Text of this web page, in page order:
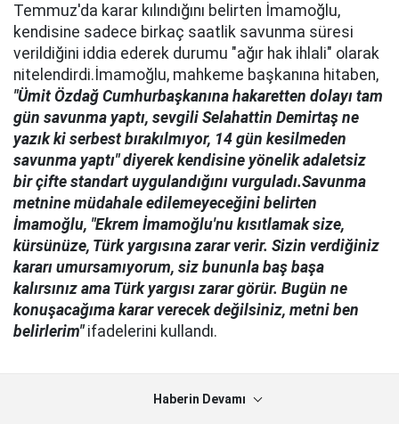
Temmuz'da karar kılındığını belirten İmamoğlu,
kendisine sadece birkaç saatlik savunma süresi
verildiğini iddia ederek durumu "ağır hak ihlali" olarak
nitelendirdi.İmamoğlu, mahkeme başkanına hitaben,
"Ümit Özdağ Cumhurbaşkanına hakaretten dolayı tam
gün savunma yaptı, sevgili Selahattin Demirtaş ne
yazık ki serbest bırakılmıyor, 14 gün kesilmeden
savunma yaptı" diyerek kendisine yönelik adaletsiz
bir çifte standart uygulandığını vurguladı.Savunma
metnine müdahale edilemeyeceğini belirten
İmamoğlu, "Ekrem İmamoğlu'nu kısıtlamak size,
kürsünüze, Türk yargısına zarar verir. Sizin verdiğiniz
kararı umursamıyorum, siz bununla baş başa
kalırsınız ama Türk yargısı zarar görür. Bugün ne
konuşacağıma karar verecek değilsiniz, metni ben
belirlerim"ifadelerini kullandı.
Haberin Devamı